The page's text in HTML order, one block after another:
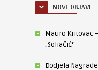
NOVE OBJAVE
Mauro Kritovac
„Soljačić“
Dodjela